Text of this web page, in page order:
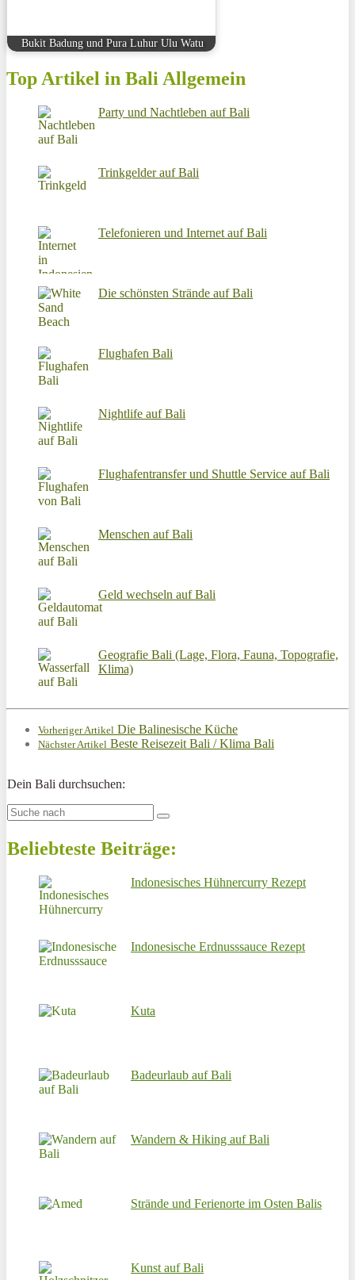
Bukit Badung und Pura Luhur Ulu Watu
Top Artikel in Bali Allgemein
Party und Nachtleben auf Bali
Trinkgelder auf Bali
Telefonieren und Internet auf Bali
Die schönsten Strände auf Bali
Flughafen Bali
Nightlife auf Bali
Flughafentransfer und Shuttle Service auf Bali
Menschen auf Bali
Geld wechseln auf Bali
Geografie Bali (Lage, Flora, Fauna, Topografie,
Klima)
Vorheriger Artikel Die Balinesische Küche
Nächster Artikel Beste Reisezeit Bali / Klima Bali
Dein Bali durchsuchen:
Beliebteste Beiträge:
Indonesisches Hühnercurry Rezept
Indonesische Erdnusssauce Rezept
Kuta
Badeurlaub auf Bali
Wandern & Hiking auf Bali
Strände und Ferienorte im Osten Balis
Kunst auf Bali